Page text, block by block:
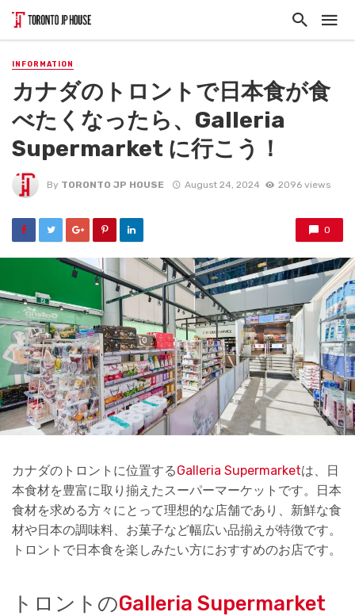
INFORMATION
カナダのトロントで日本食が食
べたくなったら、Galleria
Supermarket に行こう！
By TORONTO JP HOUSE August 24, 2024 2096 views
0
カナダのトロントに位置するGalleria Supermarketは、日
本食材を豊富に取り揃えたスーパーマーケットです。日本
食材を求める方々にとって理想的な店舗であり、新鮮な食
材や日本の調味料、お菓子など幅広い品揃えが特徴です。
トロントで日本食を楽しみたい方におすすめのお店です。
トロントのGalleria Supermarket